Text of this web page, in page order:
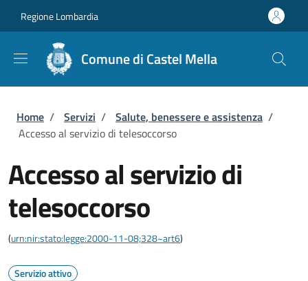
Regione Lombardia
Comune di Castel Mella
Briciole di pane
Home / Servizi / Salute, benessere e assistenza /
Accesso al servizio di telesoccorso
Accesso al servizio di
telesoccorso
(urn:nir:stato:legge:2000-11-08;328~art6)
Servizio attivo